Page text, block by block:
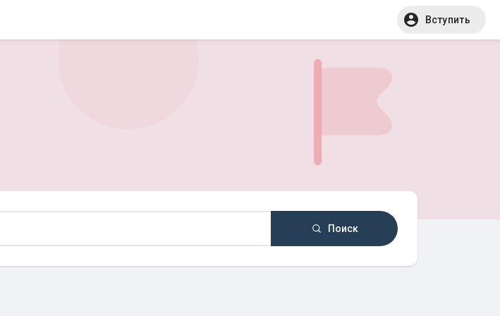
Вступить
Поиск